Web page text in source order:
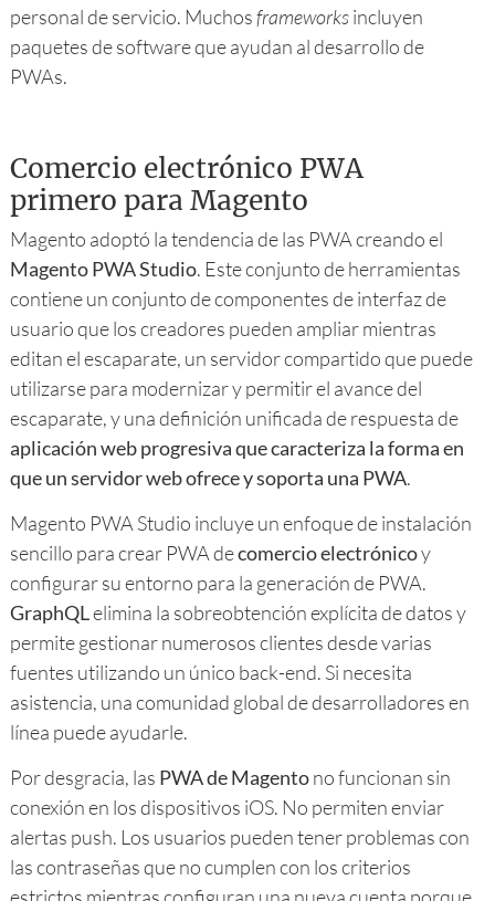
personal de servicio. Muchosframeworksincluyen
paquetes de software que ayudan al desarrollo de
PWAs.
Comercio electrónico PWA
primero para Magento
Magento adoptó la tendencia de las PWA creando el
Magento PWA Studio. Este conjunto de herramientas
contiene un conjunto de componentes de interfaz de
usuario que los creadores pueden ampliar mientras
editan el escaparate, un servidor compartido que puede
utilizarse para modernizar y permitir el avance del
escaparate, y una definición unificada de respuesta de
aplicación web progresiva que caracteriza la forma en
que un servidor web ofrece y soporta una PWA.
Magento PWA Studio incluye un enfoque de instalación
sencillo para crear PWA decomercio electrónicoy
configurar su entorno para la generación de PWA.
GraphQLelimina la sobreobtención explícita de datos y
permite gestionar numerosos clientes desde varias
fuentes utilizando un único back-end. Si necesita
asistencia, una comunidad global de desarrolladores en
línea puede ayudarle.
Por desgracia, las PWA de Magentono funcionan sin
conexión en los dispositivos iOS. No permiten enviar
alertas push. Los usuarios pueden tener problemas con
las contraseñas que no cumplen con los criterios